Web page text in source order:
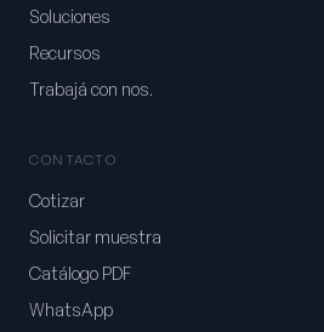
Soluciones
Recursos
Trabajá con nos.
CONTACTO
Cotizar
Solicitar muestra
Catálogo PDF
WhatsApp